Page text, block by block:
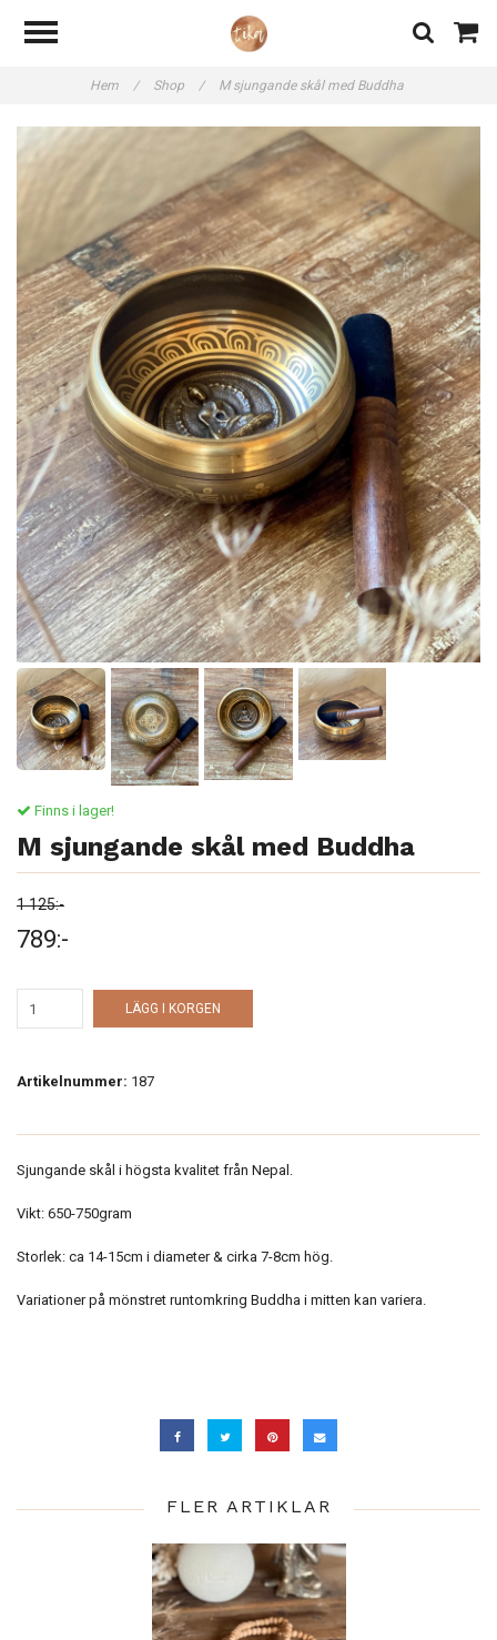
Hem / Shop / M sjungande skål med Buddha
Finns i lager!
M sjungande skål med Buddha
1 125:-
789:-
LÄGG I KORGEN
Artikelnummer: 187
Sjungande skål i högsta kvalitet från Nepal.
Vikt: 650-750gram
Storlek: ca 14-15cm i diameter & cirka 7-8cm hög.
Variationer på mönstret runtomkring Buddha i mitten kan variera.
FLER ARTIKLAR